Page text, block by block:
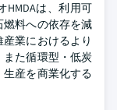
HMDAは、利用可
料への依存を減
業におけるより
た循環型・低炭
産を商業化する